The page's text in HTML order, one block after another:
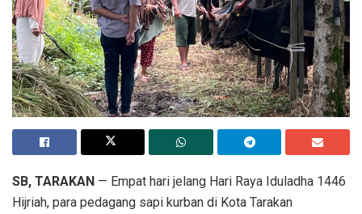
SB, TARAKAN — Empat hari jelang Hari Raya Iduladha 1446
Hijriah, para pedagang sapi kurban di Kota Tarakan